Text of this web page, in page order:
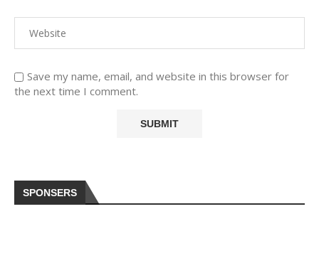
Save my name, email, and website in this browser for
the next time I comment.
SPONSERS